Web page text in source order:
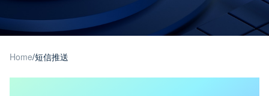
Home/短信推送